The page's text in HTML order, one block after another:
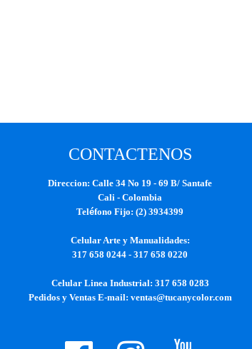
CONTACTENOS
Direccion: Calle 34 No 19 - 69 B/ Santafe
Cali - Colombia
Teléfono Fijo: (2) 3934399
Celular Arte y Manualidades:
317 658 0244 - 317 658 0220
Celular Linea Industrial: 317 658 0283
Pedidos y Ventas E-mail: ventas@tucanycolor.com